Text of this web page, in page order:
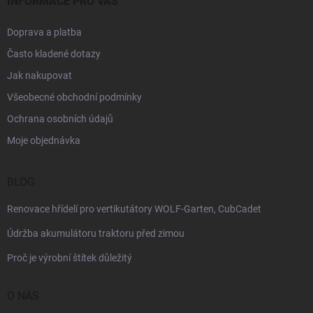
Doprava a platba
Často kladené dotazy
Jak nakupovat
Všeobecné obchodní podmínky
Ochrana osobních údajů
Moje objednávka
Renovace hřídelí pro vertikutátory WOLF-Garten, CubCadet
Údržba akumulátoru traktoru před zimou
Proč je výrobní štítek důležitý